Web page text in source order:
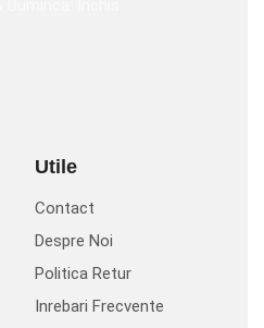
Utile
Contact
Despre Noi
Politica Retur
Inrebari Frecvente